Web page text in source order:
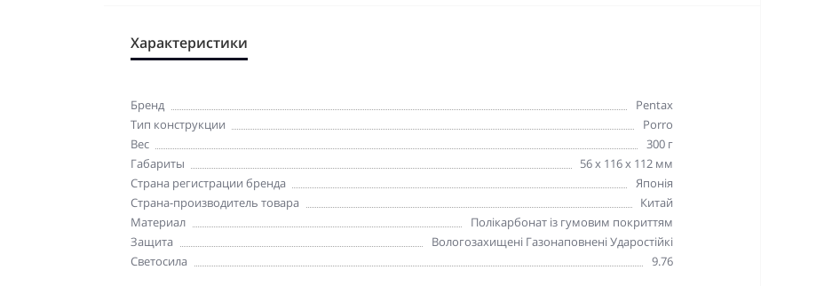
Характеристики
Бренд
Pentax
Тип конструкции
Porro
Вес
300 г
Габариты
56 x 116 x 112 мм
Страна регистрации бренда
Японія
Страна-производитель товара
Китай
Материал
Полікарбонат із гумовим покриттям
Защита
Вологозахищені Газонаповнені Ударостійкі
Светосила
9.76